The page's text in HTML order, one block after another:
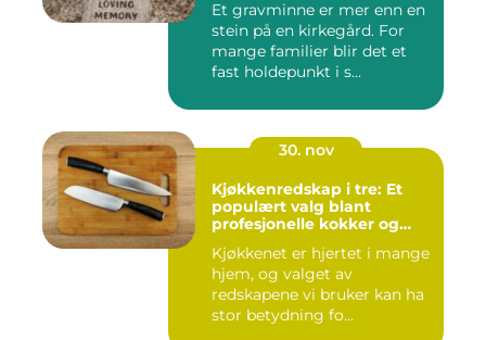
Et gravminne er mer enn en
stein på en kirkegård. For
mange familier blir det et
fast holdepunkt i s...
30. nov
Kjøkkenredskap i tre: Et
populært valg blant
profesjonelle kokker og
Kjøkkenet er hjertet i mange
hjem, og valget av
redskapene vi bruker kan ha
stor betydning fo...